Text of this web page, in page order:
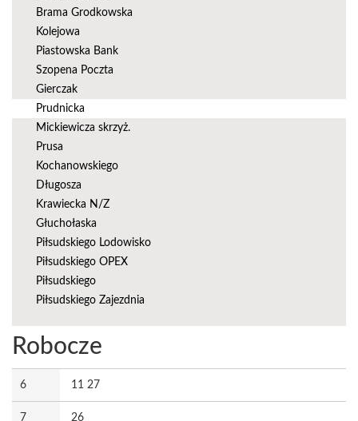
Brama Grodkowska
Kolejowa
Piastowska Bank
Szopena Poczta
Gierczak
Prudnicka
Mickiewicza skrzyż.
Prusa
Kochanowskiego
Długosza
Krawiecka N/Z
Głuchołaska
Piłsudskiego Lodowisko
Piłsudskiego OPEX
Piłsudskiego
Piłsudskiego Zajezdnia
Robocze
6 11 27
7 26